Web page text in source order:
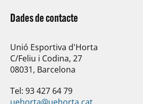
Dades de contacte
Unió Esportiva d'Horta
C/Feliu i Codina, 27
08031, Barcelona
Tel: 93 427 64 79